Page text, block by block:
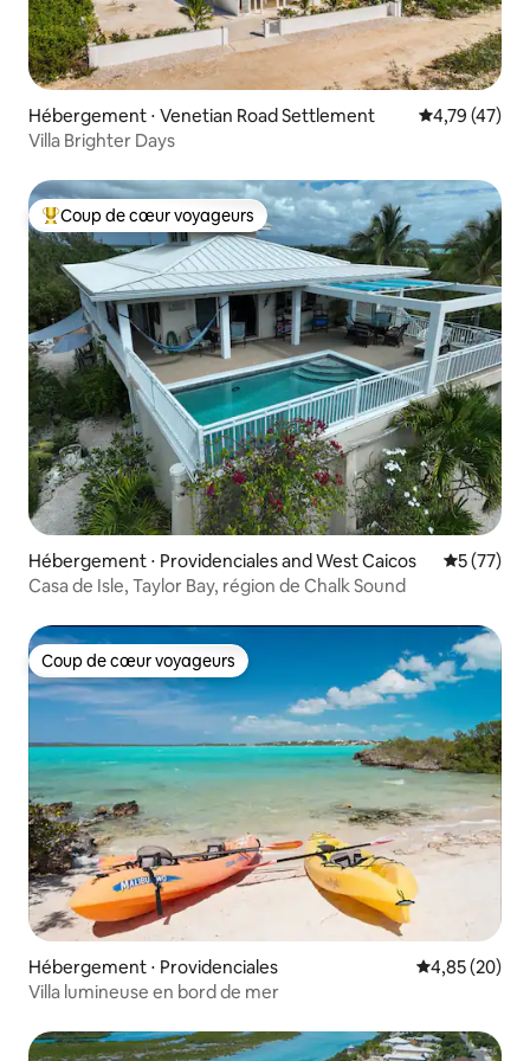
Hébergement ⋅ Venetian Road Settlement Évaluation
4,79 (47)
Villa Brighter Days
Coups de cœur voyageurs les plus appréciés
Coup de cœur voyageurs
Hébergement ⋅ Providenciales and West Caicos
5 (77)
Casa de Isle, Taylor Bay, région de Chalk Sound
Coup de cœur voyageurs
Coup de cœur voyageurs
Hébergement ⋅ Providenciales Évaluation
4,85 (20)
Villa lumineuse en bord de mer